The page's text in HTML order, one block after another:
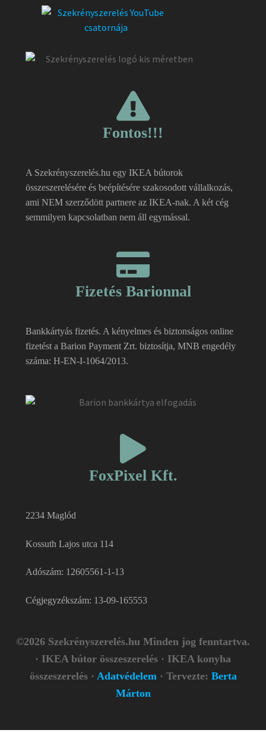
Fontos!!!
A Szekrényszerelés.hu egy IKEA bútorok
összeszerelésére és beépítésére szakosodott vállalkozás,
ami NEM szerződött partnere az IKEA-nak. A két cég
semmilyen kapcsolatban nem áll egymással.
Fizetés Barionnal
Bankkártyás fizetés. A kényelmes és biztonságos online
fizetést a Barion Payment Zrt. biztosítja, MNB engedély
száma: H-EN-I-1064/2013.
FoxPixel Kft.
2234 Maglód
Kossuth Lajos utca 114
Adószám: 12605561-1-13
Cégjegyzékszám: 13-09-165553
©2026 Szekrényszerelés.hu Minden jog fenntartva.
· IKEA bútor összeszerelés · IKEA konyha
összeszerelés · Adatvédelem · Tervezte: Berta
Márton